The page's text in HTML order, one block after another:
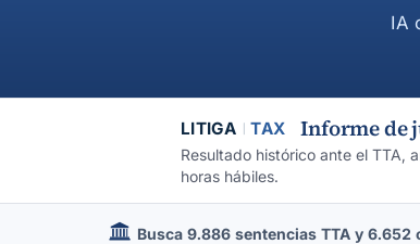
IA
LITIGA TAX Informe de
Resultado histórico ante el TTA,
horas hábiles.
Busca 9.886 sentencias TTA y